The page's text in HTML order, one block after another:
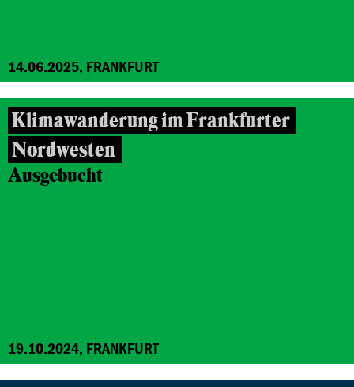
14.06.2025, FRANKFURT
Klimawanderung im Frankfurter
Nordwesten
Ausgebucht
19.10.2024, FRANKFURT